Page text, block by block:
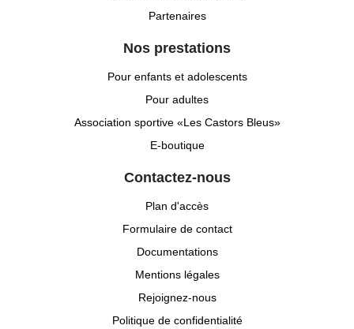
Partenaires
Nos prestations
Pour enfants et adolescents
Pour adultes
Association sportive «Les Castors Bleus»
E-boutique
Contactez-nous
Plan d'accès
Formulaire de contact
Documentations
Mentions légales
Rejoignez-nous
Politique de confidentialité